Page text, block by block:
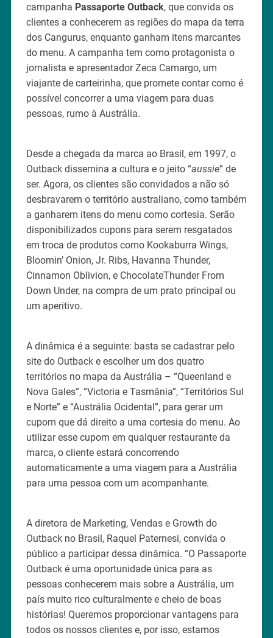
campanha Passaporte Outback, que convida os
clientes a conhecerem as regiões do mapa da terra
dos Cangurus, enquanto ganham itens marcantes
do menu. A campanha tem como protagonista o
jornalista e apresentador Zeca Camargo, um
viajante de carteirinha, que promete contar como é
possível concorrer a uma viagem para duas
pessoas, rumo à Austrália.
Desde a chegada da marca ao Brasil, em 1997, o
Outback dissemina a cultura e o jeito “aussie” de
ser. Agora, os clientes são convidados a não só
desbravarem o território australiano, como também
a ganharem itens do menu como cortesia. Serão
disponibilizados cupons para serem resgatados
em troca de produtos como Kookaburra Wings,
Bloomin’ Onion, Jr. Ribs, Havanna Thunder,
Cinnamon Oblivion, e ChocolateThunder From
Down Under, na compra de um prato principal ou
um aperitivo.
A dinâmica é a seguinte: basta se cadastrar pelo
site do Outback e escolher um dos quatro
territórios no mapa da Austrália – “Queenland e
Nova Gales”, “Victoria e Tasmânia”, “Territórios Sul
e Norte” e “Austrália Ocidental”, para gerar um
cupom que dá direito a uma cortesia do menu. Ao
utilizar esse cupom em qualquer restaurante da
marca, o cliente estará concorrendo
automaticamente a uma viagem para a Austrália
para uma pessoa com um acompanhante.
A diretora de Marketing, Vendas e Growth do
Outback no Brasil, Raquel Paternesi, convida o
público a participar dessa dinâmica. “O Passaporte
Outback é uma oportunidade única para as
pessoas conhecerem mais sobre a Austrália, um
país muito rico culturalmente e cheio de boas
histórias! Queremos proporcionar vantagens para
todos os nossos clientes e, por isso, estamos